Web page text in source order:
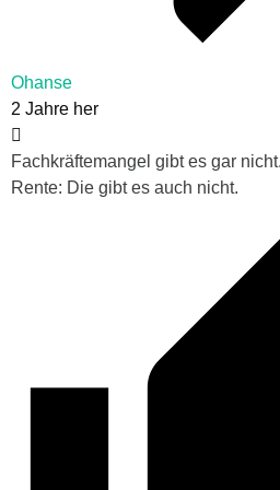
Ohanse
2 Jahre her
Fachkräftemangel gibt es gar
Rente: Die gibt es auch nicht.